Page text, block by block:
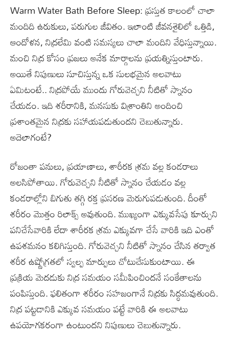
Warm Water Bath Before Sleep: ప్రస్తుత కాలంలో చాలా
మందిది ఉరుకులు, పరుగుల జీవితం. ఇలాంటి జీవనశైలిలో ఒత్తిడి,
ఆందోళన, నిద్రలేమి వంటి సమస్యలు చాలా మందిని వేధిస్తున్నాయి.
మంచి నిద్ర కోసం ప్రజలు అనేక మార్గాలను ప్రయత్నిస్తుంటారు.
అయితే నిపుణులు సూచిస్తున్న ఒక సులభమైన అలవాటు
ఏమిటంటే.. నిద్రపోయే ముందు గోరువెచ్చని నీటితో స్నానం
చేయడం. ఇది శరీరానికి, మనసుకు విశ్రాంతిని అందించి
ప్రశాంతమైన నిద్రకు సహాయపడుతుందని చెబుతున్నారు.
అదెలాగంటే?
రోజంతా పనులు, ప్రయాణాలు, శారీరక శ్రమ వల్ల కండరాలు
అలసిపోతాయి. గోరువెచ్చని నీటితో స్నానం చేయడం వల్ల
కండరాల్లోని బిగుతు తగ్గి రక్త ప్రసరణ మెరుగుపడుతుంది. దీంతో
శరీరం మొత్తం రిలాక్స్ అవుతుంది. ముఖ్యంగా ఎక్కువసేపు కూర్చుని
పనిచేసేవారికి లేదా శారీరక శ్రమ ఎక్కువగా చేసే వారికి ఇది ఎంతో
ఉపశమనం కలిగిస్తుంది. గోరువెచ్చని నీటితో స్నానం చేసిన తర్వాత
శరీర ఉష్ణోగ్రతలో స్వల్ప మార్పులు చోటుచేసుకుంటాయి. ఈ
ప్రక్రియ మెదడుకు నిద్ర సమయం సమీపించిందనే సంకేతాలను
పంపిస్తుంది. ఫలితంగా శరీరం సహజంగానే నిద్రకు సిద్ధమవుతుంది.
నిద్ర పట్టడానికి ఎక్కువ సమయం పట్టే వారికి ఈ అలవాటు
ఉపయోగకరంగా ఉంటుందని నిపుణులు చెబుతున్నారు.